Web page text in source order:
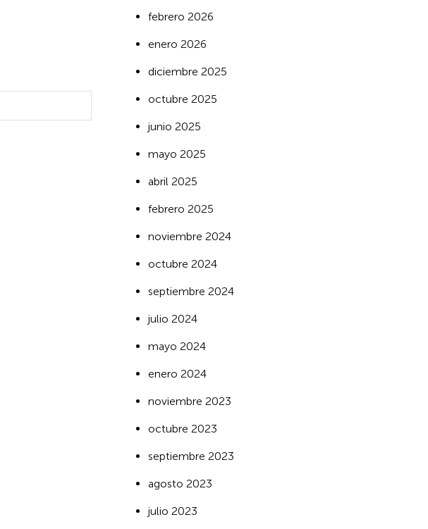
febrero 2026
enero 2026
diciembre 2025
octubre 2025
junio 2025
mayo 2025
abril 2025
febrero 2025
noviembre 2024
octubre 2024
septiembre 2024
julio 2024
mayo 2024
enero 2024
noviembre 2023
octubre 2023
septiembre 2023
agosto 2023
julio 2023